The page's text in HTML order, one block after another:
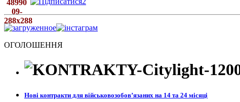
ОГОЛОШЕННЯ
Нові контракти для військовозобовʼязаних на 14 та 24 місяці